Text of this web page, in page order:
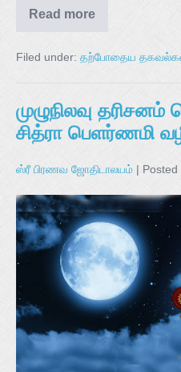
Read more
Filed under: தற்போதைய
முழுநிலவு
சித்ரா பெளர்ணமி
ஸ்ரீ பிரணவ ஜோதிடாலயம் | Posted